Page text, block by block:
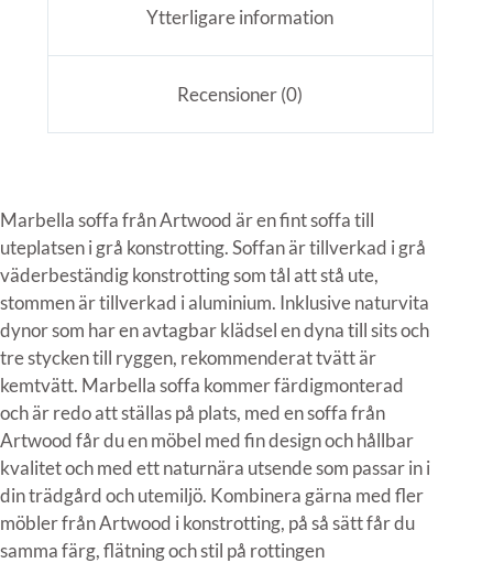
Ytterligare information
Recensioner (0)
Marbella soffa från Artwood är en fint soffa till
uteplatsen i grå konstrotting. Soffan är tillverkad i grå
väderbeständig konstrotting som tål att stå ute,
stommen är tillverkad i aluminium. Inklusive naturvita
dynor som har en avtagbar klädsel en dyna till sits och
tre stycken till ryggen, rekommenderat tvätt är
kemtvätt. Marbella soffa kommer färdigmonterad
och är redo att ställas på plats, med en soffa från
Artwood får du en möbel med fin design och hållbar
kvalitet och med ett naturnära utsende som passar in i
din trädgård och utemiljö. Kombinera gärna med fler
möbler från Artwood i konstrotting, på så sätt får du
samma färg, flätning och stil på rottingen